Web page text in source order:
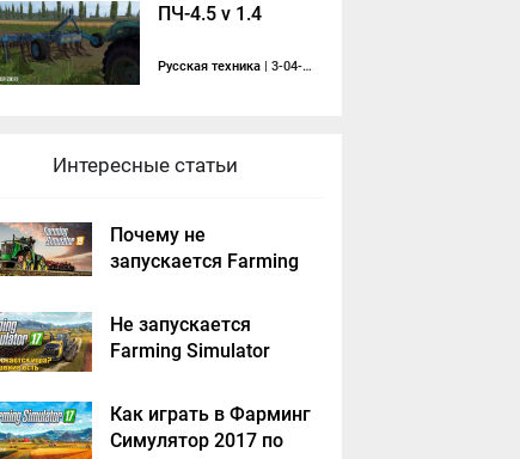
ПЧ-4.5 v 1.4
Русская техника | 3-04-2018, 12:36
Интересные статьи
Почему не
запускается Farming
решение
Не запускается
Farming Simulator
Как играть в Фарминг
Симулятор 2017 по